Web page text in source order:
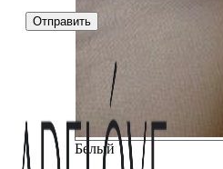
Белый